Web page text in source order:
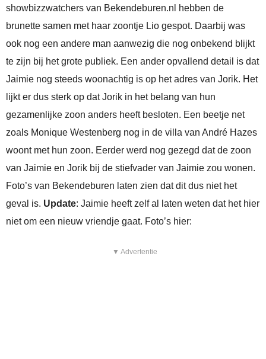
showbizzwatchers van Bekendeburen.nl hebben de
brunette samen met haar zoontje Lio gespot. Daarbij was
ook nog een andere man aanwezig die nog onbekend blijkt
te zijn bij het grote publiek. Een ander opvallend detail is dat
Jaimie nog steeds woonachtig is op het adres van Jorik. Het
lijkt er dus sterk op dat Jorik in het belang van hun
gezamenlijke zoon anders heeft besloten. Een beetje net
zoals Monique Westenberg nog in de villa van André Hazes
woont met hun zoon. Eerder werd nog gezegd dat de zoon
van Jaimie en Jorik bij de stiefvader van Jaimie zou wonen.
Foto’s van Bekendeburen laten zien dat dit dus niet het
geval is. Update: Jaimie heeft zelf al laten weten dat het hier
niet om een nieuw vriendje gaat. Foto’s hier:
▼ Advertentie